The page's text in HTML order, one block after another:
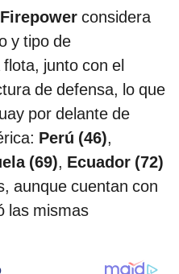
considera
y tipo de
junto con el
de defensa, lo que
por delante de
Perú (46),
(69), Ecuador (72)
aunque cuentan con
las mismas